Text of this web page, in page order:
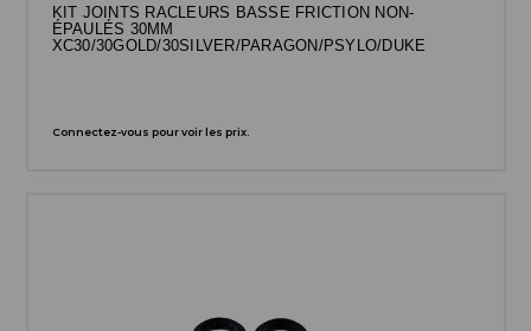
KIT JOINTS RACLEURS BASSE FRICTION NON-
ÉPAULÉS 30MM
XC30/30GOLD/30SILVER/PARAGON/PSYLO/DUKE
Connectez-vous pour voir les prix.